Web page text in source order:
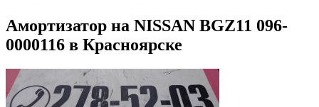
Амортизатор на NISSAN BGZ11 096-
0000116 в Красноярске